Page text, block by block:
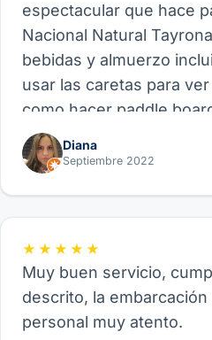
espectacular que hace
Nacional Natural
bebidas y almuerzo
usar las caretas para
como hacer paddle
Recomiendo este
de Velero, funcional para
Diana
Septiembre 2022
★★★★★
Muy buen servicio,
descrito, la
personal muy atento.